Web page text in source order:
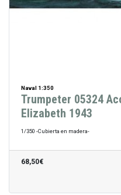
Naval 1:350
Trumpeter 05324
Elizabeth 1943
1/350 -Cubierta en madera-
68,50€